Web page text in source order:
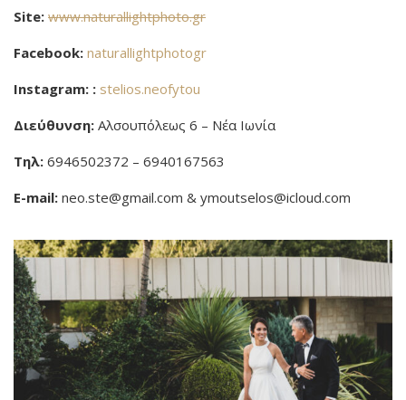
Site: www.naturallightphoto.gr
Facebook: naturallightphotogr
Instagram: : stelios.neofytou
Διεύθυνση: Αλσουπόλεως 6 – Νέα Ιωνία
Τηλ: 6946502372 – 6940167563
E-mail: neo.ste@gmail.com & ymoutselos@icloud.com